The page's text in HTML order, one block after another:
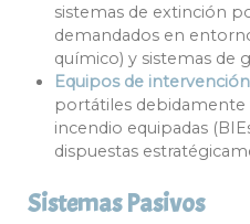
sistemas de extinción
demandados en
químico) y sistemas de
Equipos de
portátiles debidamente
incendio equipadas
dispuestas
Sistemas Pasivos